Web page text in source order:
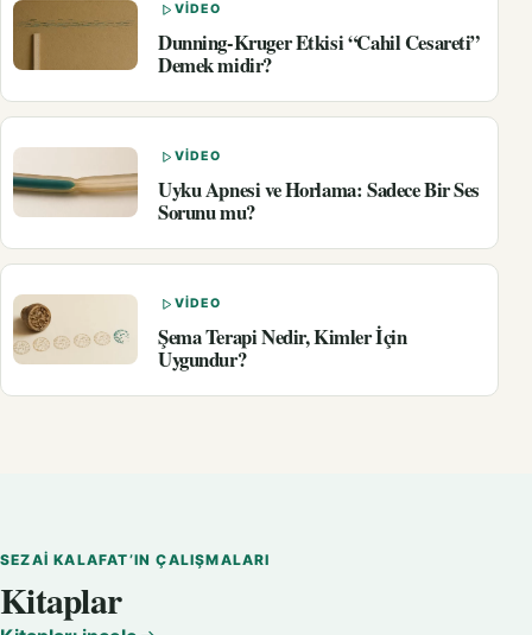
VIDEO
Dunning-Kruger Etkisi “Cahil Cesareti”
Demek midir?
VIDEO
Uyku Apnesi ve Horlama: Sadece Bir Ses
Sorunu mu?
VIDEO
Şema Terapi Nedir, Kimler İçin
Uygundur?
SEZAI KALAFAT’IN ÇALIŞMALARI
Kitaplar